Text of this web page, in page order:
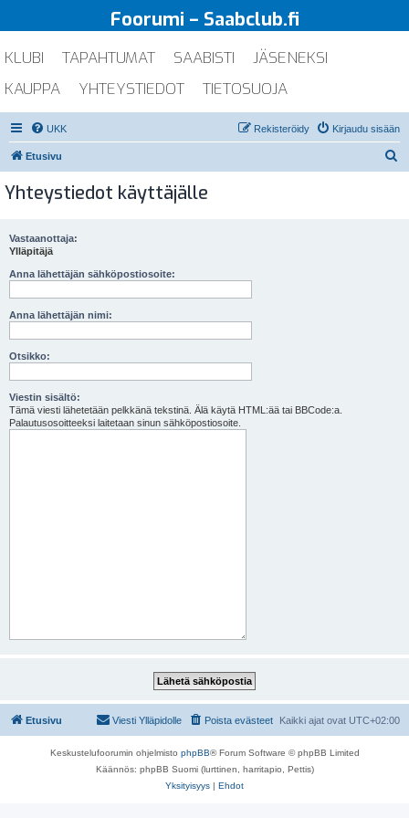
Foorumi – Saabclub.fi
KLUBI TAPAHTUMAT SAABISTI
JÄSENEKSI
KAUPPA
YHTEYSTIEDOT TIETOSUOJA
UKK Kirjaudu sisään
Rekisteröidy
Etusivu
Yhteystiedot käyttäjälle
Vastaanottaja:
Ylläpitäjä
Anna lähettäjän sähköpostiosoite:
Anna lähettäjän nimi:
Otsikko:
Viestin sisältö:
Tämä viesti lähetetään pelkkänä tekstinä. Älä käytä HTML:ää tai BBCode:a.
Palautusosoitteeksi laitetaan sinun sähköpostiosoite.
Etusivu Kaikki ajat ovat UTC+02:00
Poista evästeet
Viesti Ylläpidolle
Keskustelufoorumin ohjelmisto phpBB® Forum Software © phpBB Limited
Käännös: phpBB Suomi (lurttinen, harritapio, Pettis)
Yksityisyys | Ehdot